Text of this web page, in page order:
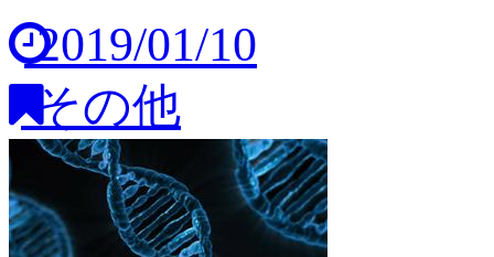
2019/01/10
その他